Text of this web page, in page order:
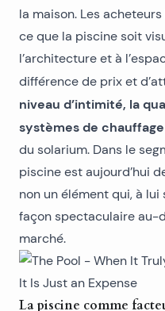
la maison. Les
ce que la piscine soit
l’architecture et à
différence de prix et
niveau d’intimité, la
systèmes de chauffage
du solarium. Dans le
piscine est aujourd’hui
non un élément qui, à
façon spectaculaire au-
marché.
La piscine comme